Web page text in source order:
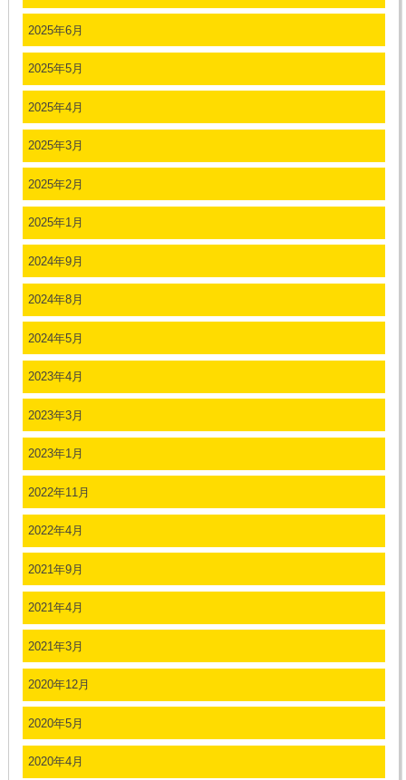
2025年6月
2025年5月
2025年4月
2025年3月
2025年2月
2025年1月
2024年9月
2024年8月
2024年5月
2023年4月
2023年3月
2023年1月
2022年11月
2022年4月
2021年9月
2021年4月
2021年3月
2020年12月
2020年5月
2020年4月